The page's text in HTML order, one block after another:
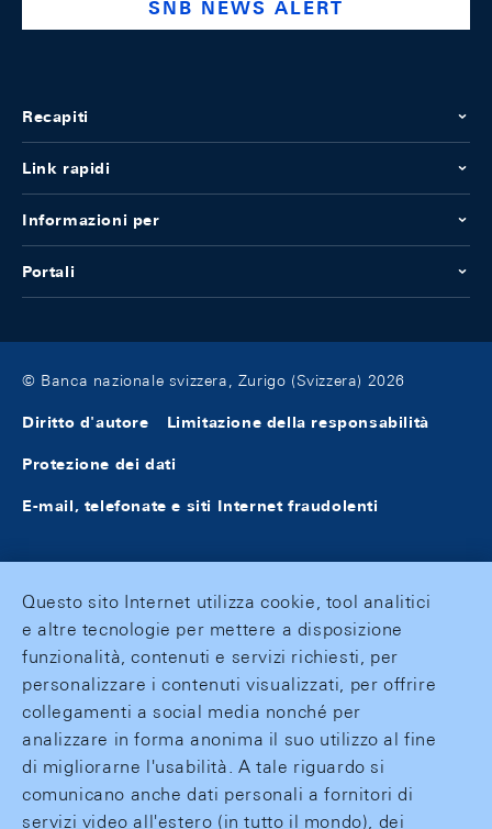
SNB NEWS ALERT
Recapiti
Link rapidi
Informazioni per
Portali
© Banca nazionale svizzera, Zurigo (Svizzera) 2026
Diritto d'autore Limitazione della responsabilità
Protezione dei dati
E-mail, telefonate e siti Internet fraudolenti
Questo sito Internet utilizza cookie, tool analitici
e altre tecnologie per mettere a disposizione
funzionalità, contenuti e servizi richiesti, per
personalizzare i contenuti visualizzati, per offrire
collegamenti a social media nonché per
analizzare in forma anonima il suo utilizzo al fine
di migliorarne l'usabilità. A tale riguardo si
comunicano anche dati personali a fornitori di
servizi video all'estero (in tutto il mondo), dei